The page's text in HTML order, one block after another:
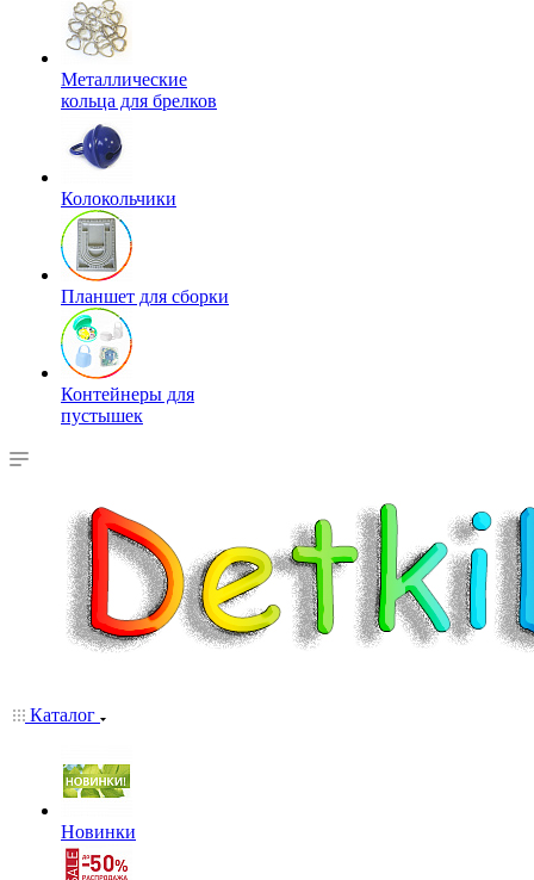
Металлические
кольца для брелков
Колокольчики
Планшет для сборки
Контейнеры для
пустышек
Каталог
Новинки